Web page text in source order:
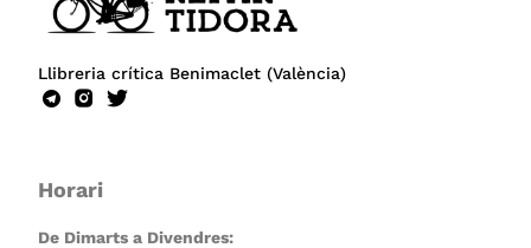
Llibreria crítica Benimaclet (València)
Horari
De Dimarts a Divendres: